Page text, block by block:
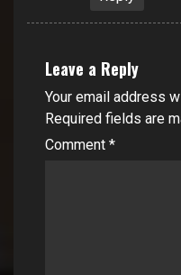
Leave a Reply
Your email address
Required fields are
Comment *